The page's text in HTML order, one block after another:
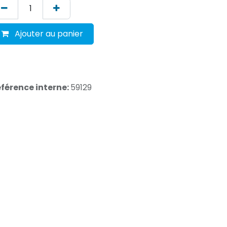
Ajouter au panier
interne:59129